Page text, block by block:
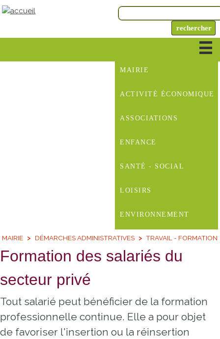
MAIRIE
ACTIVITÉ ÉCONOMIQUE
ASSOCIATIONS
ENFANCE
SANTÉ - SOCIAL
LOISIRS
ENVIRONNEMENT
MAIRIE DÉMARCHES ADMINISTRATIVES TRAVAIL - FORMATION
Formation des salariés du
secteur privé
Tout salarié peut bénéficier de la formation
professionnelle continue. Elle a pour objet
de favoriser l'insertion ou la réinsertion